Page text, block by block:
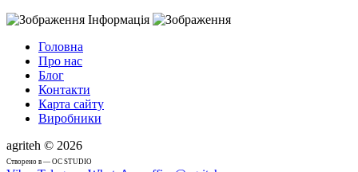
Інформація
Головна
Про нас
Блог
Контакти
Карта сайту
Виробники
agriteh © 2026
Cтворено в — OC STUDIO